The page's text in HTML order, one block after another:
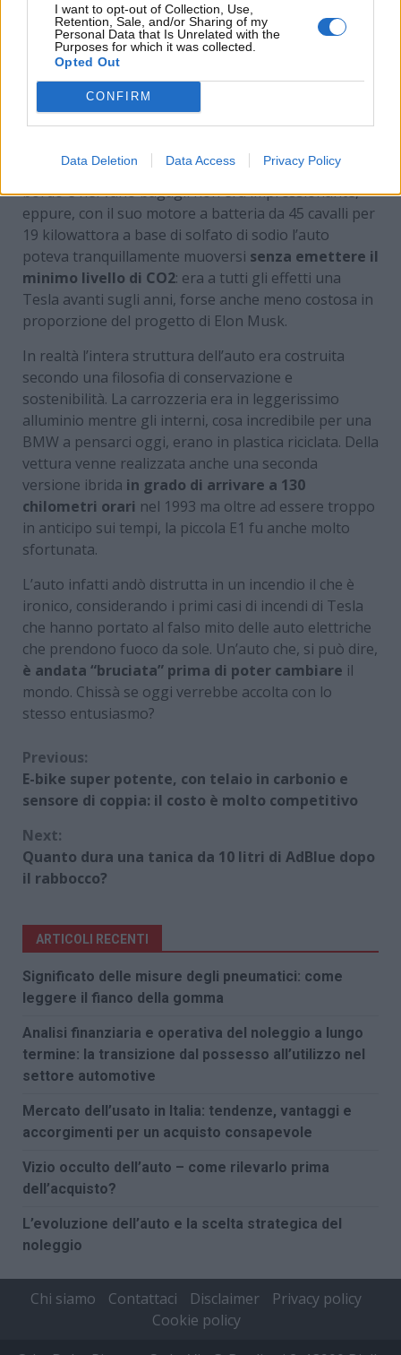
I want to opt-out of Collection, Use,
Retention, Sale, and/or Sharing of my
Personal Data that Is Unrelated with the
Purposes for which it was collected.
Opted Out
CONFIRM
Data Deletion Data Access Privacy Policy
La BMW E1, un’occasione sprecata (BMW Blog) -
www.MotoriNews24.com
Lunga meno di 3,5 metri, la vettura poteva ospitare
tranquillamente quattro adulti. Forse lo spazio a
bordo e nel vano bagagli non era impressionante,
eppure, con il suo motore a batteria da 45 cavalli per
19 kilowattora a base di solfato di sodio l’auto
poteva tranquillamente muoversi senza emettere il
minimo livello di CO2: era a tutti gli effetti una
Tesla avanti sugli anni, forse anche meno costosa in
proporzione del progetto di Elon Musk.
In realtà l’intera struttura dell’auto era costruita
secondo una filosofia di conservazione e
sostenibilità. La carrozzeria era in leggerissimo
alluminio mentre gli interni, cosa incredibile per una
BMW a pensarci oggi, erano in plastica riciclata. Della
vettura venne realizzata anche una seconda
versione ibrida in grado di arrivare a 130
chilometri orari nel 1993 ma oltre ad essere troppo
in anticipo sui tempi, la piccola E1 fu anche molto
sfortunata.
L’auto infatti andò distrutta in un incendio il che è
ironico, considerando i primi casi di incendi di Tesla
che hanno portato al falso mito delle auto elettriche
che prendono fuoco da sole. Un’auto che, si può dire,
è andata “bruciata” prima di poter cambiare il
mondo. Chissà se oggi verrebbe accolta con lo
stesso entusiasmo?
Continue
Reading
Previous:
E-bike super potente, con telaio in carbonio e
sensore di coppia: il costo è molto competitivo
Next:
Quanto dura una tanica da 10 litri di AdBlue dopo
il rabbocco?
ARTICOLI RECENTI
Significato delle misure degli pneumatici: come
leggere il fianco della gomma
Analisi finanziaria e operativa del noleggio a lungo
termine: la transizione dal possesso all’utilizzo nel
settore automotive
Mercato dell’usato in Italia: tendenze, vantaggi e
accorgimenti per un acquisto consapevole
Vizio occulto dell’auto – come rilevarlo prima
dell’acquisto?
L’evoluzione dell’auto e la scelta strategica del
noleggio
Chi siamo Contattaci Disclaimer
Privacy policy
Cookie policy